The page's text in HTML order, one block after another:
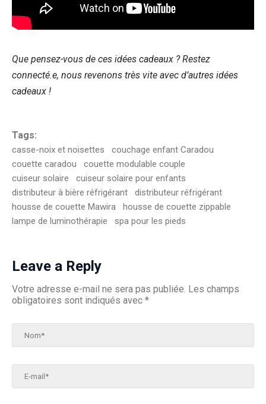
Que pensez-vous de ces idées cadeaux ? Restez
connecté.e, nous revenons très vite avec d’autres idées
cadeaux !
Tags:
casse-noix et noisettes
couchage enfant Caradou
couette caradou
couette modulable couple
cuiseur solaire
cuiseur solaire pour enfants
distributeur à bière réfrigérant
distributeur réfrigérant
housse de couette Mawira
housse de couette zippable
lampe de luminothérapie
spa pour les pieds
Leave a Reply
Votre adresse e-mail ne sera pas publiée. Les champs
obligatoires sont indiqués avec *
Nom*
E-mail*